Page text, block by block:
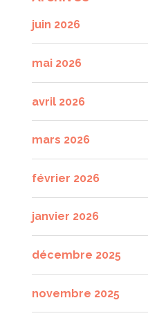
juin 2026
mai 2026
avril 2026
mars 2026
février 2026
janvier 2026
décembre 2025
novembre 2025